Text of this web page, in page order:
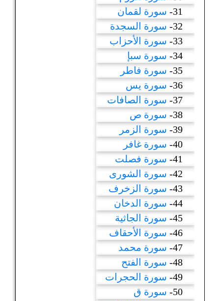
31-
سورة لقمان
32-
سورة السجدة
33-
سورة الأحزاب
34-
سورة سبإ
35-
سورة فاطر
36-
سورة يس
37-
سورة الصافات
38-
سورة ص
39-
سورة الزمر
40- سورة غافر
41- سورة فصلت
42- سورة الشورى
43- سورة الزخرف
44- سورة الدخان
45- سورة الجاثية
46- سورة الأحقاف
47- سورة محمد
48- سورة الفتح
49- سورة الحجرات
50-
سورة ق